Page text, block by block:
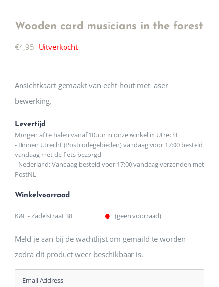
Wooden card musicians in the forest
€4,95 Uitverkocht
Ansichtkaart gemaakt van echt hout met laser
bewerking.
Levertijd
Morgen af te halen vanaf 10uur in onze winkel in Utrecht
- Binnen Utrecht (Postcodegebieden) vandaag voor 17:00 besteld
vandaag met de fiets bezorgd
- Nederland: Vandaag besteld voor 17:00 vandaag verzonden met
PostNL
Winkelvoorraad
K&L - Zadelstraat 38 (geen voorraad)
Meld je aan bij de wachtlijst om gemaild te worden
zodra dit product weer beschikbaar is.
Enter